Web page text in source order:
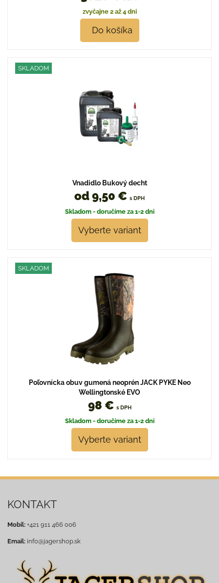
zvyčajne 2 až 4 dni
Do košíka
SKLADOM
Vnadidlo Bukový decht
od 9,50 € s DPH
Skladom - doručíme za 1-2 dni
Vyberte variant
SKLADOM
Poľovnícka obuv gumená neoprén JACK PYKE Neo
Wellingtonské EVO
98 € s DPH
Skladom - doručíme za 1-2 dni
Vyberte variant
KONTAKT
Mobil: +421 911 466 006
Email: info@jagershop.sk